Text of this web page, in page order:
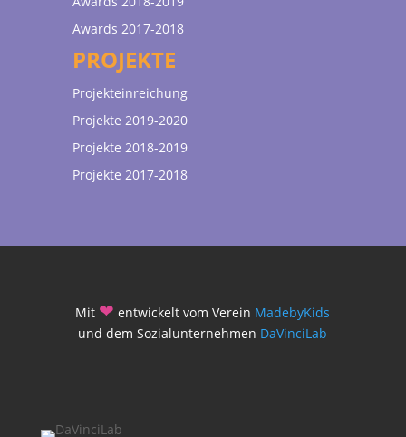
Awards 2017-2018
PROJEKTE
Projekteinreichung
Projekte 2019-2020
Projekte 2018-2019
Projekte 2017-2018
Mit ❤ entwickelt vom Verein MadebyKids
und dem Sozialunternehmen DaVinciLab